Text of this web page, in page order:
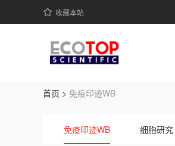
收藏本站
首页 > 免疫印迹WB
免疫印迹WB
细胞研究